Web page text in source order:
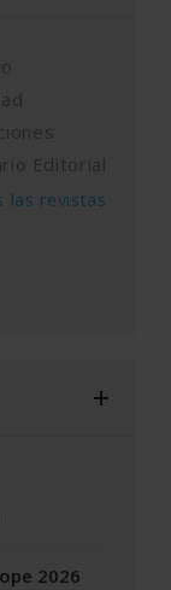
Editorial
las revistas
2026